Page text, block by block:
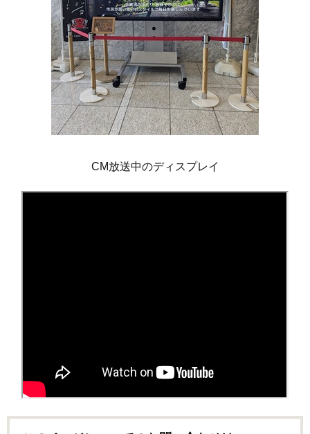
CM放送中のディスプレイ